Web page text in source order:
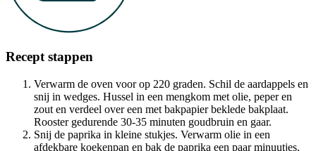
Recept stappen
Verwarm de oven voor op 220 graden. Schil de aardappels en
snij in wedges. Hussel in een mengkom met olie, peper en
zout en verdeel over een met bakpapier beklede bakplaat.
Rooster gedurende 30-35 minuten goudbruin en gaar.
Snij de paprika in kleine stukjes. Verwarm olie in een
afdekbare koekenpan en bak de paprika een paar minuutjes.